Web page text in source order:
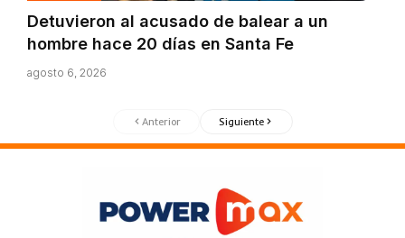
Detuvieron al acusado de balear a un
hombre hace 20 días en Santa Fe
agosto 6, 2026
Anterior Siguiente